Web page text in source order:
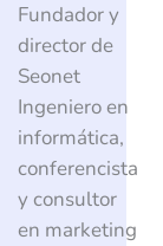
Fundador y
director de
Seonet
Ingeniero en
informática,
conferencista
y consultor
en marketing